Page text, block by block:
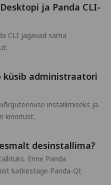
ja Panda CLI-
CLI jagavad sama
küsib administraatori
installimiseks ja
kinnitust.
desinstallima?
Enne Panda
katkestage Panda-Qt